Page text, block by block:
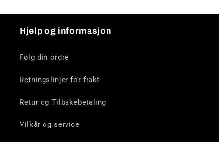
Hjelp og informasjon
Følg din ordre
Retningslinjer for frakt
Retur og Tilbakebetaling
Vilkår og service